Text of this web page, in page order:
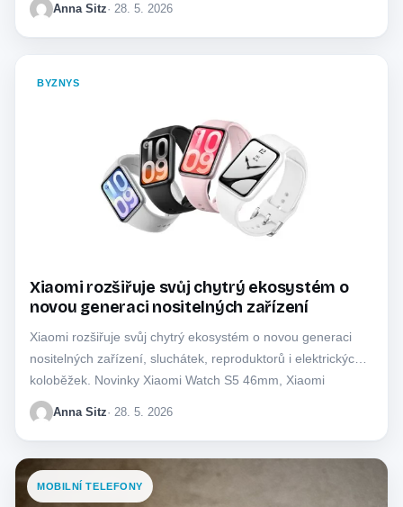
Anna Sitz· 28. 5. 2026
BYZNYS
Xiaomi rozšiřuje svůj chytrý ekosystém o
novou generaci nositelných zařízení
Xiaomi rozšiřuje svůj chytrý ekosystém o novou generaci
nositelných zařízení, sluchátek, reproduktorů i elektrických
koloběžek. Novinky Xiaomi Watch S5 46mm, Xiaomi
Smart…
Anna Sitz· 28. 5. 2026
MOBILNÍ TELEFONY